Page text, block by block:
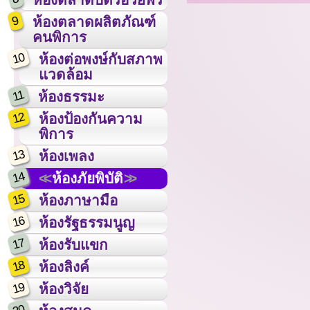
9
ห้องตลาดผลิตภัณฑ์
คนพิการ
10
ห้องต่อพงษ์กับสภาพ
แวดล้อม
11 ห้องธรรมะ
12
ห้องป้องกันความ
พิการ
13 ห้องเพลง
14 ห้องภัยพิบัติ
15 ห้องภาษามือ
16 ห้องรัฐธรรมนูญ
17 ห้องรับแขก
18 ห้องลิงค์
19 ห้องวิจัย